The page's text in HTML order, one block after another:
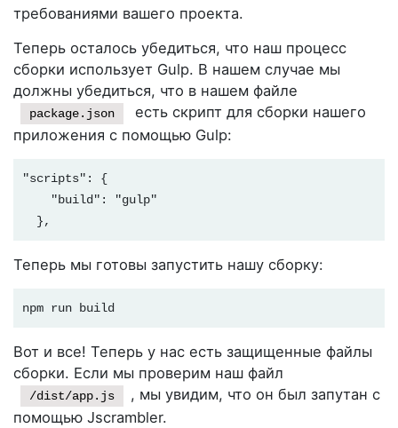
          {
          },
          {
            "name": "stringConcealing"
          },
          {
          },
          {
            "options": {
              "features": [
              ]
            "name": "functionOutlining"
          },
          {
            "name": "propertyKeysObfuscation",
требованиями вашего проекта.
Теперь осталось убедиться, что наш процесс
сборки использует Gulp. В нашем случае мы
должны убедиться, что в нашем файле
package.json
есть скрипт для сборки нашего
приложения с помощью Gulp:
"scripts": {
    "build": "gulp"
  },
Теперь мы готовы запустить нашу сборку:
npm run build
Вот и все! Теперь у нас есть защищенные файлы
сборки. Если мы проверим наш файл
/dist/app.js
, мы увидим, что он был запутан с
помощью Jscrambler.